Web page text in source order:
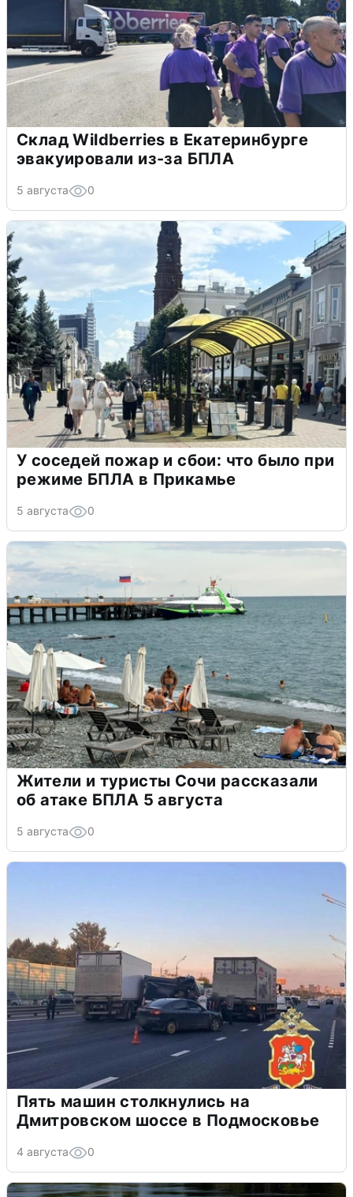
Склад Wildberries в Екатеринбурге
эвакуировали из-за БПЛА
5 августа 0
У соседей пожар и сбои: что было при
режиме БПЛА в Прикамье
5 августа 0
Жители и туристы Сочи рассказали
об атаке БПЛА 5 августа
5 августа 0
Пять машин столкнулись на
Дмитровском шоссе в Подмосковье
4 августа 0